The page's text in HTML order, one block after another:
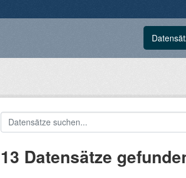
13 Datensätze